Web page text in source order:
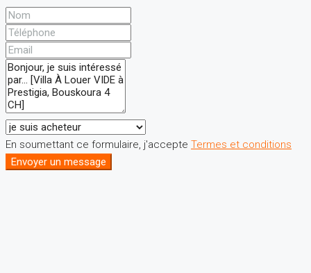
En soumettant ce formulaire, j'accepte Termes et conditions
Envoyer un message